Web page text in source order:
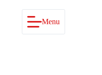
Menu